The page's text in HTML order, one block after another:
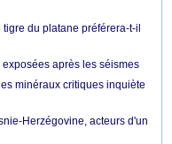
du platane préférera-t-il
après les séismes
minéraux critiques inquiète
Herzégovine, acteurs d'un